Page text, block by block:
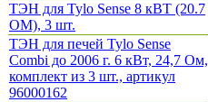
ТЭН для Tylo Sense 8 кВТ (20.7
OM), 3 шт.
ТЭН для печей Tylo Sense
Combi до 2006 г. 6 кВт, 24,7 Ом,
комплект из 3 шт., артикул
96000162